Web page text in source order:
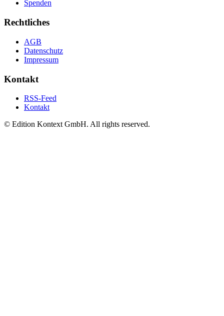
Spenden
Rechtliches
AGB
Datenschutz
Impressum
Kontakt
RSS-Feed
Kontakt
© Edition Kontext GmbH. All rights reserved.